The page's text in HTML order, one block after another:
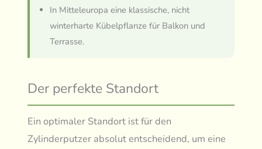
In Mitteleuropa eine klassische, nicht
winterharte Kübelpflanze für Balkon und
Terrasse.
Der perfekte Standort
Ein optimaler Standort ist für den
Zylinderputzer absolut entscheidend, um eine